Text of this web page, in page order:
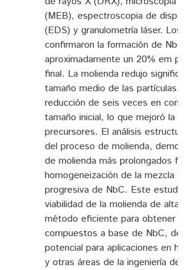
(MEB), espectroscopia de
(EDS) y granulometría láser. Los
confirmaron la formación de
aproximadamente un 20% em
final. La molienda redujo
tamaño medio de las partículas,
reducción de seis veces en
tamaño inicial, lo que mejoró la
precursores. El análisis
del proceso de molienda,
de molienda más prolongados
homogeneización de la mezcla y
progresiva de NbC. Este
viabilidad de la molienda de alta
método eficiente para obtener
compuestos a base de NbC,
potencial para aplicaciones en
y otras áreas de la ingeniería de